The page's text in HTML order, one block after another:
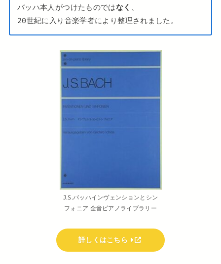
バッハ本人がつけたものではなく 、
20世紀に入り音楽学者により整理されました。
J.S.バッハインヴェンションとシン
フォニア 全音ピアノライブラリー
詳しくはこちら